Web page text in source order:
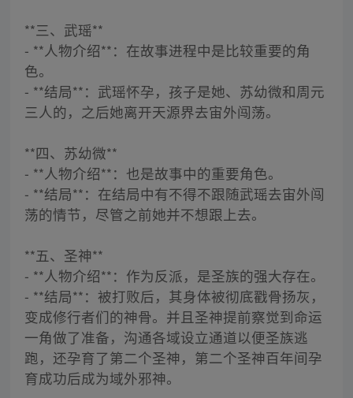
**三、武瑶**
- **人物介绍**：在故事进程中是比较重要的角
色。
- **结局**：武瑶怀孕，孩子是她、苏幼微和周元
三人的，之后她离开天源界去宙外闯荡。
**四、苏幼微**
- **人物介绍**：也是故事中的重要角色。
- **结局**：在结局中有不得不跟随武瑶去宙外闯
荡的情节，尽管之前她并不想跟上去。
**五、圣神**
- **人物介绍**：作为反派，是圣族的强大存在。
- **结局**：被打败后，其身体被彻底戳骨扬灰，
变成修行者们的神骨。并且圣神提前察觉到命运
一角做了准备，沟通各域设立通道以便圣族逃
跑，还孕育了第二个圣神，第二个圣神百年间孕
育成功后成为域外邪神。